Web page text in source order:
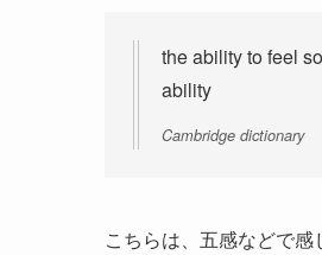
the ability to feel
ability
Cambridge dictionary
こちらは、五感などで感